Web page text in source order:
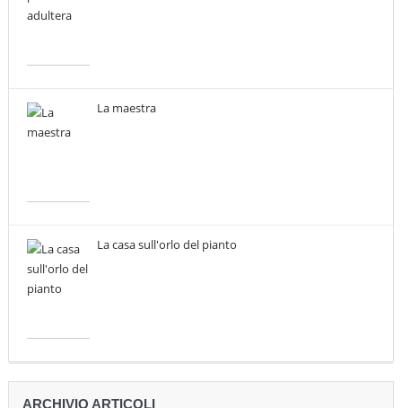
La maestra
La casa sull'orlo del pianto
ARCHIVIO ARTICOLI